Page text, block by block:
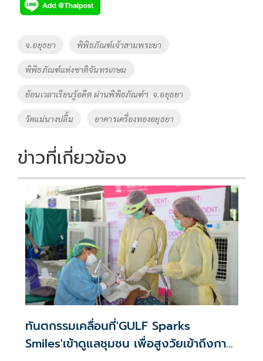
b
o
o
k
er y
Li
n
k
Tags
จ.อยุธยา พิพิธภัณฑ์เจ้าสามพระยา
พิพิธภัณฑ์แห่งชาติจันทรเกษม
ย้อนเวลาเรียนรู้อดีต ผ่านพิพิธภัณฑ์ฯ จ.อยุธยา
วัดแม่นางปลื้ม อาคารเครื่องทองอยุธยา
ข่าวที่เกี่ยวข้อง
ทันตกรรมเคลื่อนที่'GULF Sparks
Smiles'เข้าดูแลชุมชน เพื่อสูงวัยเข้าถึงการ